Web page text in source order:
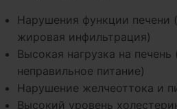
Нарушения функции печени
жировая инфильтрация)
Высокая нагрузка на печень
неправильное питание)
Нарушение желчеоттока и
Высокий уровень